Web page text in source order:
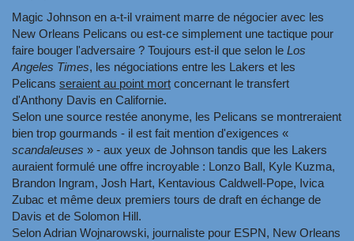
Magic Johnson en a-t-il vraiment marre de négocier avec les
New Orleans Pelicans ou est-ce simplement une tactique pour
faire bouger l'adversaire ? Toujours est-il que selon le Los
Angeles Times, les négociations entre les Lakers et les
Pelicans seraient au point mort concernant le transfert
d'Anthony Davis en Californie.
Selon une source restée anonyme, les Pelicans se montreraient
bien trop gourmands - il est fait mention d'exigences «
scandaleuses » - aux yeux de Johnson tandis que les Lakers
auraient formulé une offre incroyable : Lonzo Ball, Kyle Kuzma,
Brandon Ingram, Josh Hart, Kentavious Caldwell-Pope, Ivica
Zubac et même deux premiers tours de draft en échange de
Davis et de Solomon Hill.
Selon Adrian Wojnarowski, journaliste pour ESPN, New Orleans